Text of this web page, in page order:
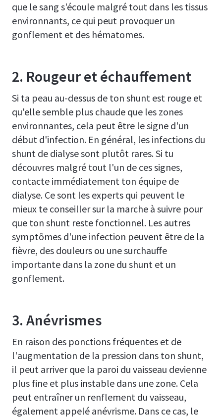
que le sang s'écoule malgré tout dans les tissus
environnants, ce qui peut provoquer un
gonflement et des hématomes.
2. Rougeur et échauffement
Si ta peau au-dessus de ton shunt est rouge et
qu'elle semble plus chaude que les zones
environnantes, cela peut être le signe d'un
début d'infection. En général, les infections du
shunt de dialyse sont plutôt rares. Si tu
découvres malgré tout l'un de ces signes,
contacte immédiatement ton équipe de
dialyse. Ce sont les experts qui peuvent le
mieux te conseiller sur la marche à suivre pour
que ton shunt reste fonctionnel. Les autres
symptômes d'une infection peuvent être de la
fièvre, des douleurs ou une surchauffe
importante dans la zone du shunt et un
gonflement.
3. Anévrismes
En raison des ponctions fréquentes et de
l'augmentation de la pression dans ton shunt,
il peut arriver que la paroi du vaisseau devienne
plus fine et plus instable dans une zone. Cela
peut entraîner un renflement du vaisseau,
également appelé anévrisme. Dans ce cas, le